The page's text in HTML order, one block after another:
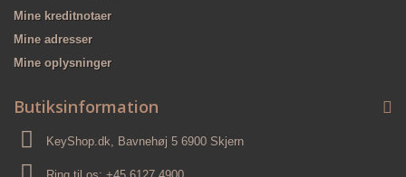
Mine kreditnotaer
Mine adresser
Mine oplysninger
Butiksinformation
KeyShop.dk, Bavnehøj 5 6900 Skjern